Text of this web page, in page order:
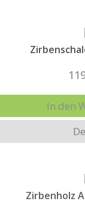
In den
Zirbenholz